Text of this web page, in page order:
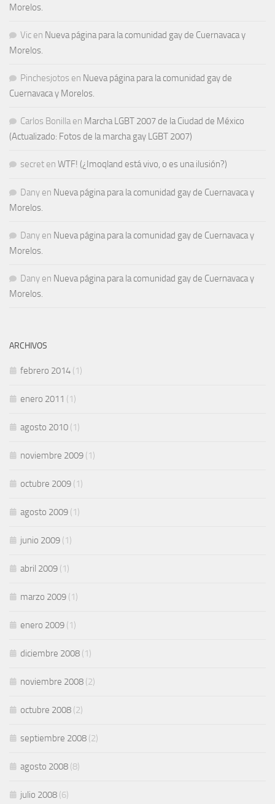
Morelos.
Vic en Nueva página para la comunidad gay de Cuernavaca y
Morelos.
Pinchesjotos en Nueva página para la comunidad gay de
Cuernavaca y Morelos.
Carlos Bonilla en Marcha LGBT 2007 de la Ciudad de México
(Actualizado: Fotos de la marcha gay LGBT 2007)
secret en WTF! (¿Imoqland está vivo, o es una ilusión?)
Dany en Nueva página para la comunidad gay de Cuernavaca y
Morelos.
Dany en Nueva página para la comunidad gay de Cuernavaca y
Morelos.
Dany en Nueva página para la comunidad gay de Cuernavaca y
Morelos.
ARCHIVOS
febrero 2014 (1)
enero 2011 (1)
agosto 2010 (1)
noviembre 2009 (1)
octubre 2009 (1)
agosto 2009 (1)
junio 2009 (1)
abril 2009 (1)
marzo 2009 (1)
enero 2009 (1)
diciembre 2008 (1)
noviembre 2008 (2)
octubre 2008 (2)
septiembre 2008 (2)
agosto 2008 (8)
julio 2008 (6)